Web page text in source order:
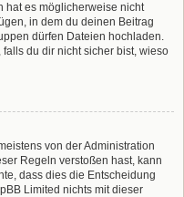
hat es möglicherweise nicht
in dem du deinen Beitrag
dürfen Dateien hochladen.
du dir nicht sicher bist, wieso
von der Administration
Regeln verstoßen hast, kann
dass dies die Entscheidung
Limited nichts mit dieser